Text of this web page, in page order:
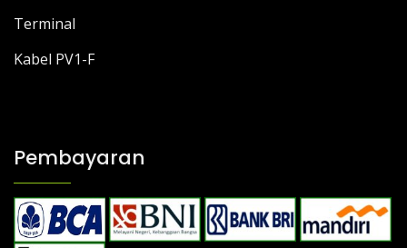
Terminal
Kabel PV1-F
Pembayaran